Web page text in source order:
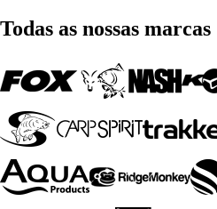
Todas as nossas marcas